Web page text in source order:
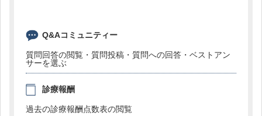
Q&Aコミュニティー
質問回答の閲覧・質問投稿・質問への回答・ベストアン
サーを選ぶ
診療報酬
過去の診療報酬点数表の閲覧